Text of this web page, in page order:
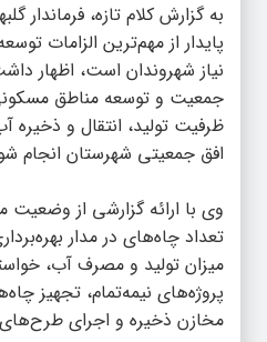
به گزارش کلام تازه، فرماندار
پایدار از مهم‌ترین الزامات
نیاز شهروندان است، اظهار
جمعیت و توسعه مناطق
ظرفیت تولید، انتقال و
افق جمعیتی شهرستان انجام
وی با ارائه گزارشی از وضعیت
تعداد چاه‌های در مدار
میزان تولید و مصرف آب،
پروژه‌های نیمه‌تمام، تجهیز
مخازن ذخیره و اجرای